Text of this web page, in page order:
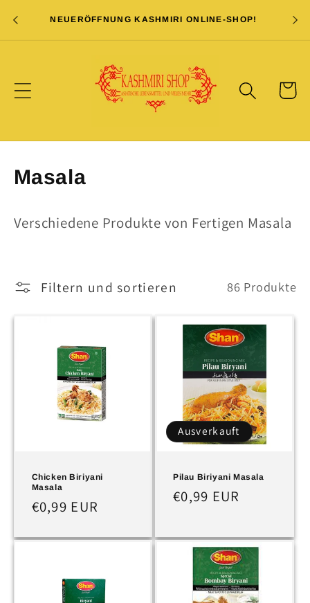
zumNEUERÖFFNUNG KASHMIRI ONLINE-SHOP!
+49
K
t
g
Masala
Verschiedene Produkte von Fertigen Masala
Filtern und sortieren 86 Produkte
Chicken Biriyani
Masala
Normaler
€0,99 EUR
Ausverkauft
Pilau Biriyani Masala
Normaler
€0,99 EUR